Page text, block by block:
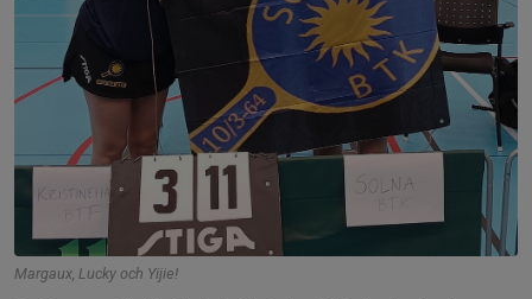
Margaux, Lucky och Yijie!